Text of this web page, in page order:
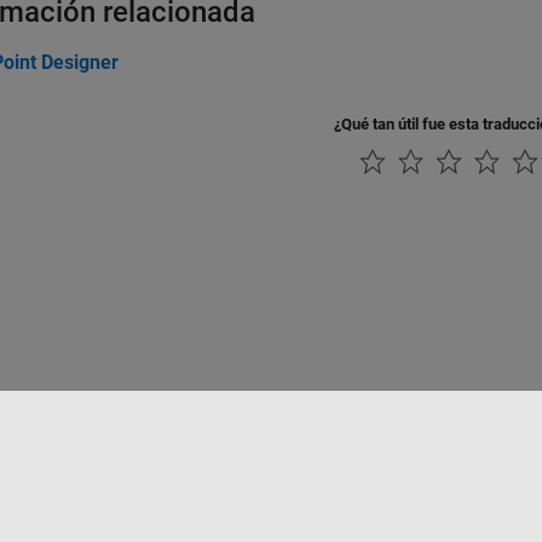
relacionada
Designer
¿Qué tan útil fue esta